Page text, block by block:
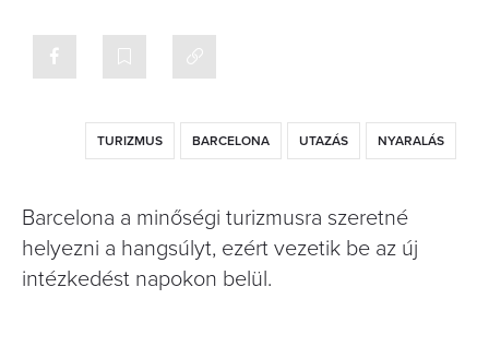
TURIZMUS BARCELONA UTAZÁS NYARALÁS
Barcelona a minőségi turizmusra szeretné
helyezni a hangsúlyt, ezért vezetik be az új
intézkedést napokon belül.